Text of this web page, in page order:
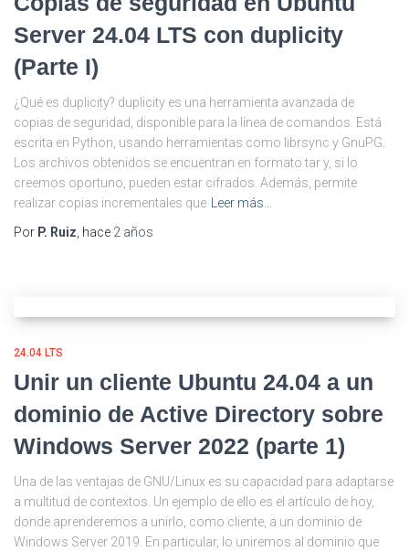
Server 24.04 LTS con duplicity
(Parte I)
¿Qué es duplicity? duplicity es una herramienta avanzada de
copias de seguridad, disponible para la línea de comandos. Está
escrita en Python, usando herramientas como librsync y GnuPG.
Los archivos obtenidos se encuentran en formato tar y, si lo
creemos oportuno, pueden estar cifrados. Además, permite
realizar copias incrementales que Leer más…
Por P. Ruiz, hace 2 años
24.04 LTS
Unir un cliente Ubuntu 24.04 a un
dominio de Active Directory sobre
Windows Server 2022 (parte 1)
Una de las ventajas de GNU/Linux es su capacidad para adaptarse
a multitud de contextos. Un ejemplo de ello es el artículo de hoy,
donde aprenderemos a unirlo, como cliente, a un dominio de
Windows Server 2019. En particular, lo uniremos al dominio que